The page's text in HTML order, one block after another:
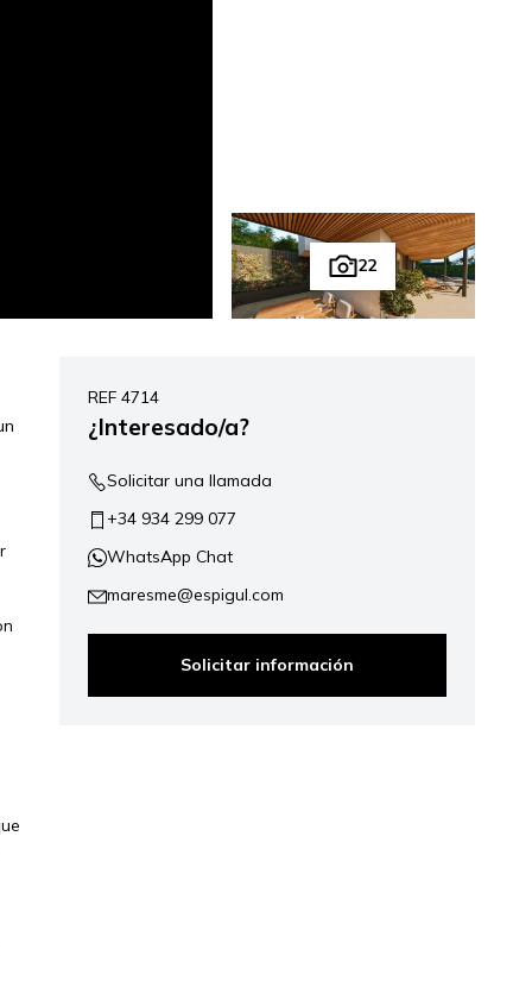
22
REF 4714
¿Interesado/a?
Solicitar una llamada
+34 934 299 077
WhatsApp Chat
maresme@espigul.com
Solicitar información